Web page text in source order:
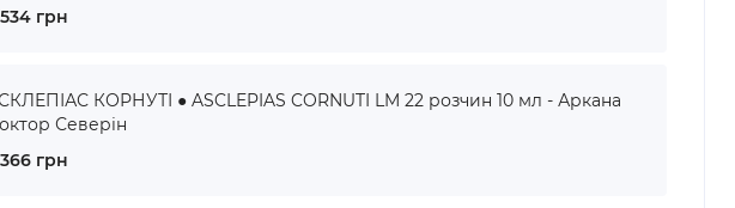
грн
КОРНУТІ ● ASCLEPIAS CORNUTI LM 22 розчин 10 мл - Аркана
Северін
грн